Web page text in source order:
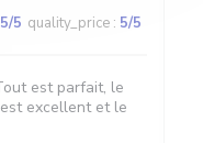
5/5 quality_price : 5/5
est parfait, le
excellent et le